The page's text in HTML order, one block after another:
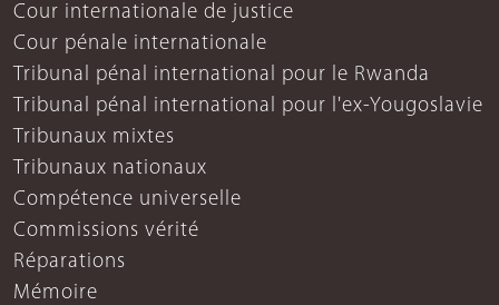
Cour internationale de justice
Cour pénale internationale
Tribunal pénal international pour le Rwanda
Tribunal pénal international pour l'ex-Yougoslavie
Tribunaux mixtes
Tribunaux nationaux
Compétence universelle
Commissions vérité
Réparations
Mémoire